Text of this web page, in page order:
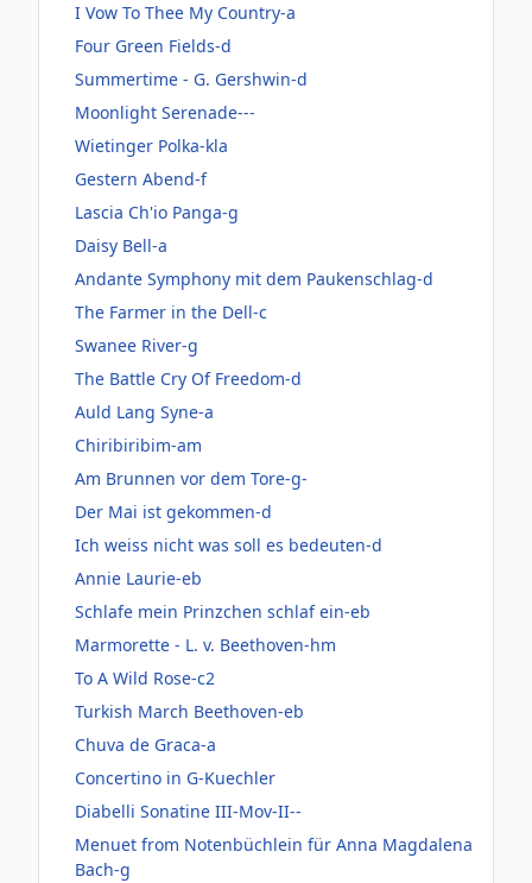
I Vow To Thee My Country-a
Four Green Fields-d
Summertime - G. Gershwin-d
Moonlight Serenade---
Wietinger Polka-kla
Gestern Abend-f
Lascia Ch'io Panga-g
Daisy Bell-a
Andante Symphony mit dem Paukenschlag-d
The Farmer in the Dell-c
Swanee River-g
The Battle Cry Of Freedom-d
Auld Lang Syne-a
Chiribiribim-am
Am Brunnen vor dem Tore-g-
Der Mai ist gekommen-d
Ich weiss nicht was soll es bedeuten-d
Annie Laurie-eb
Schlafe mein Prinzchen schlaf ein-eb
Marmorette - L. v. Beethoven-hm
To A Wild Rose-c2
Turkish March Beethoven-eb
Chuva de Graca-a
Concertino in G-Kuechler
Diabelli Sonatine III-Mov-II--
Menuet from Notenbüchlein für Anna Magdalena
Bach-g